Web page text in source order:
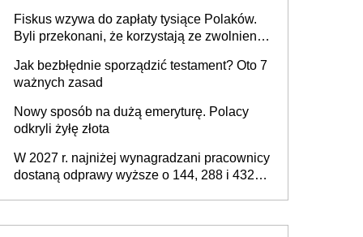
Fiskus wzywa do zapłaty tysiące Polaków.
Byli przekonani, że korzystają ze zwolnienia
Jak bezbłędnie sporządzić testament? Oto 7
ważnych zasad
Nowy sposób na dużą emeryturę. Polacy
odkryli żyłę złota
W 2027 r. najniżej wynagradzani pracownicy
dostaną odprawy wyższe o 144, 288 i 432